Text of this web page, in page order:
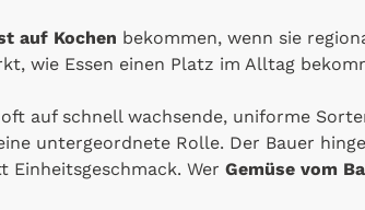
auf Kochen bekommen, wenn sie
wie Essen einen Platz im Alltag
auf schnell wachsende, uniforme
untergeordnete Rolle. Der Bauer
Einheitsgeschmack. Wer Gemüse vom